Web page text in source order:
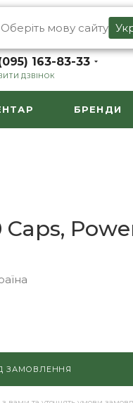
RU
Оберіть мову сайту
163-83-33
ДЗВІНОК
БРЕНДИ
ЗАМОВЛЕННЯ